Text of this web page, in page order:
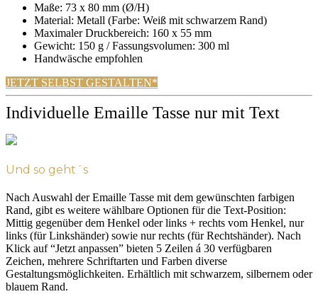
Maße: 73 x 80 mm (Ø/H)
Material: Metall (Farbe: Weiß mit schwarzem Rand)
Maximaler Druckbereich: 160 x 55 mm
Gewicht: 150 g / Fassungsvolumen: 300 ml
Handwäsche empfohlen
JETZT SELBST GESTALTEN*
Individuelle Emaille Tasse nur mit Text
Und so geht´s
Nach Auswahl der Emaille Tasse mit dem gewünschten farbigen
Rand, gibt es weitere wählbare Optionen für die Text-Position:
Mittig gegenüber dem Henkel oder links + rechts vom Henkel, nur
links (für Linkshänder) sowie nur rechts (für Rechtshänder). Nach
Klick auf “Jetzt anpassen” bieten 5 Zeilen á 30 verfügbaren
Zeichen, mehrere Schriftarten und Farben diverse
Gestaltungsmöglichkeiten. Erhältlich mit schwarzem, silbernem oder
blauem Rand.